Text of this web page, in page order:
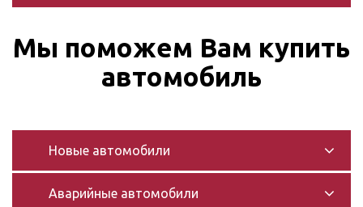
Мы поможем Вам купить
автомобиль
Новые автомобили
Аварийные автомобили